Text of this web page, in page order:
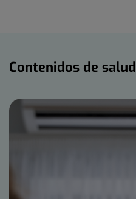
Contenidos de salud